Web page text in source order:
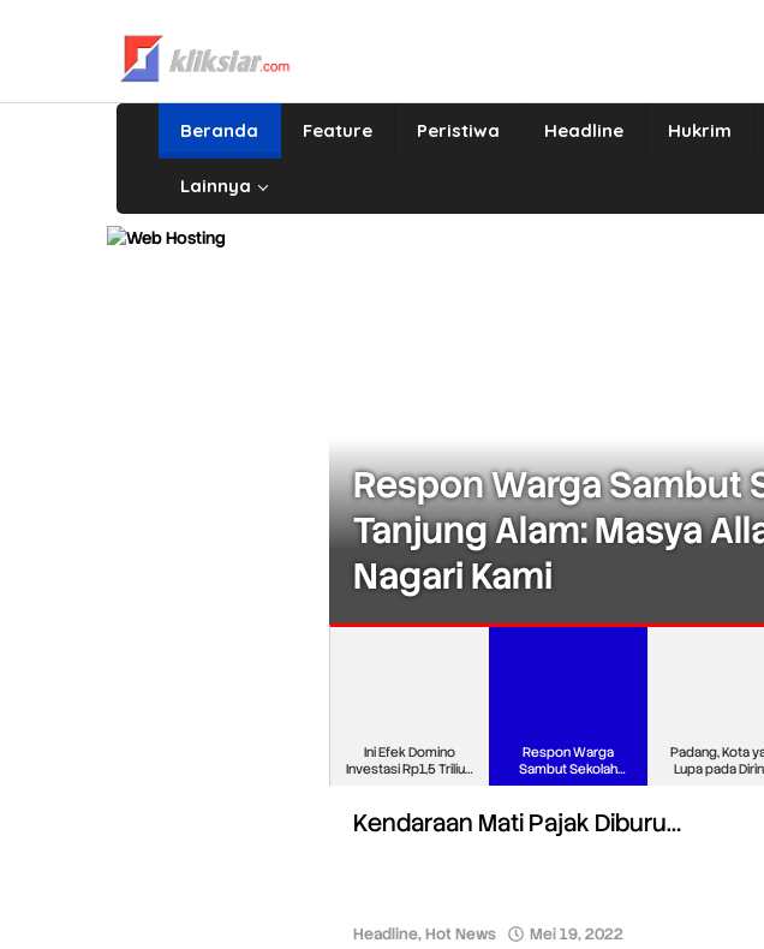
Beranda Feature Peristiwa Headline Hukrim
Lainnya
Respon Warga Sambut
Tanjung Alam: Masya
Nagari Kami
Ini Efek Domino
Investasi Rp1,5 Triliun
Respon Warga
Sambut Sekolah
Rakyat Tanjung Al
Padang, Kota
Lupa pada
Kliksiar.com
Kendaraan Mati Pajak Diburu…
Headline,Hot News Mei 19, 2022